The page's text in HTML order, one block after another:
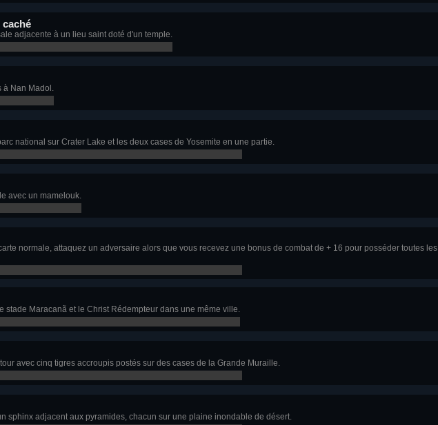
caché
adjacente à un lieu saint doté d'un temple.
Nan Madol.
national sur Crater Lake et les deux cases de Yosemite en une partie.
avec un mamelouk.
normale, attaquez un adversaire alors que vous recevez une bonus de combat de + 16 pour posséder toutes les
stade Maracanã et le Christ Rédempteur dans une même ville.
avec cinq tigres accroupis postés sur des cases de la Grande Muraille.
sphinx adjacent aux pyramides, chacun sur une plaine inondable de désert.